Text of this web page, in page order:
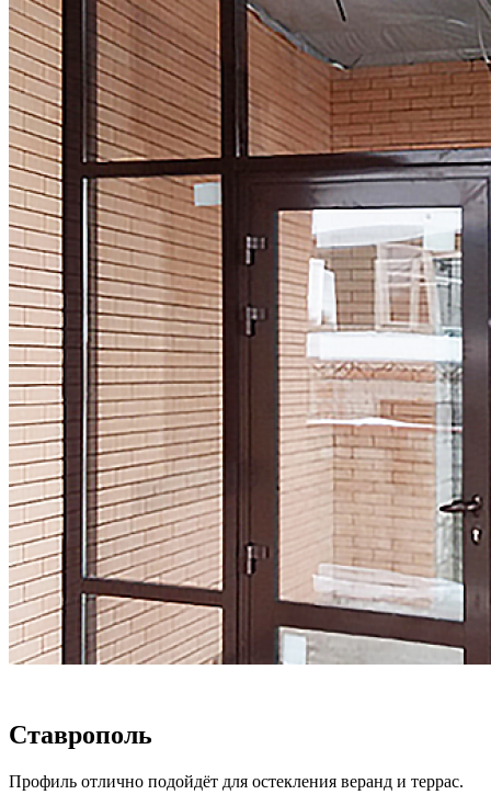
Ставрополь
Профиль отлично подойдёт для остекления веранд и террас.